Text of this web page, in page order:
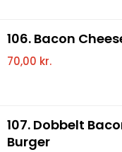
106. Bacon
70,00 kr.
107. Dobbelt
Burger